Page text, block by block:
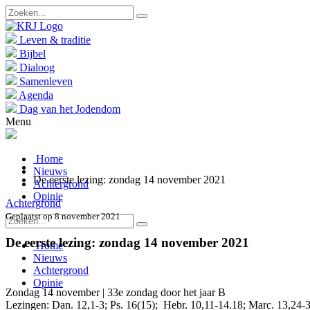
Leven & traditie
Bijbel
Dialoog
Samenleven
Agenda
Dag van het Jodendom
Menu
Home
Nieuws
Achtergrond
Opinie
Home
Nieuws
Achtergrond
Opinie
De eerste lezing: zondag 14 november 2021
Achtergrond
Geplaatst op 8 november 2021
De eerste lezing: zondag 14 november 2021
Zondag 14 november | 33e zondag door het jaar B
Lezingen: Dan. 12,1-3; Ps. 16(15); Hebr. 10,11-14.18; Marc. 13,24-